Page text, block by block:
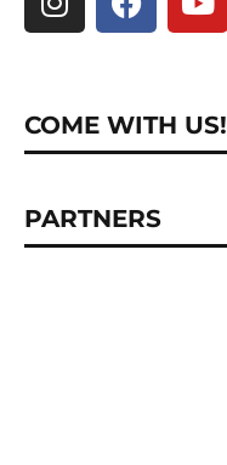
COME WITH US!
PARTNERS